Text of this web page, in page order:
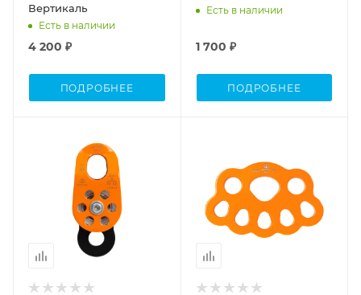
Вертикаль
Есть в наличии
4 200 ₽
ПОДРОБНЕЕ
Есть в наличии
1 700 ₽
ПОДРОБНЕЕ